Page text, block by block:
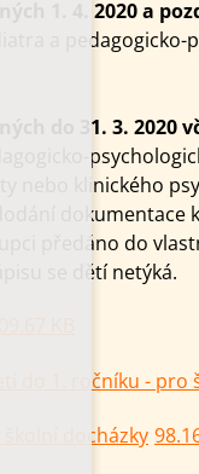
1. 4. 2020 a
a
do 31. 3. 2020
nebo klinického
předáno do
se dětí netýká.
do 1. ročníku - pro
školní docházky